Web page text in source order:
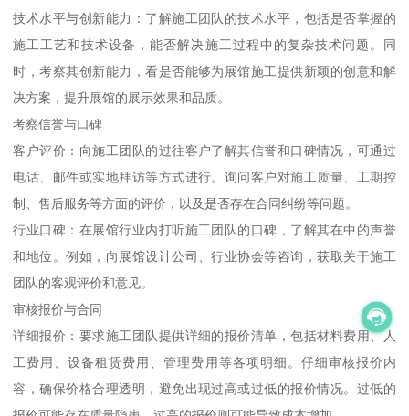
技术水平与创新能力：了解施工团队的技术水平，包括是否掌握的
施工工艺和技术设备，能否解决施工过程中的复杂技术问题。同
时，考察其创新能力，看是否能够为展馆施工提供新颖的创意和解
决方案，提升展馆的展示效果和品质。
考察信誉与口碑
客户评价：向施工团队的过往客户了解其信誉和口碑情况，可通过
电话、邮件或实地拜访等方式进行。询问客户对施工质量、工期控
制、售后服务等方面的评价，以及是否存在合同纠纷等问题。
行业口碑：在展馆行业内打听施工团队的口碑，了解其在中的声誉
和地位。例如，向展馆设计公司、行业协会等咨询，获取关于施工
团队的客观评价和意见。
审核报价与合同
详细报价：要求施工团队提供详细的报价清单，包括材料费用、人
工费用、设备租赁费用、管理费用等各项明细。仔细审核报价内
容，确保价格合理透明，避免出现过高或过低的报价情况。过低的